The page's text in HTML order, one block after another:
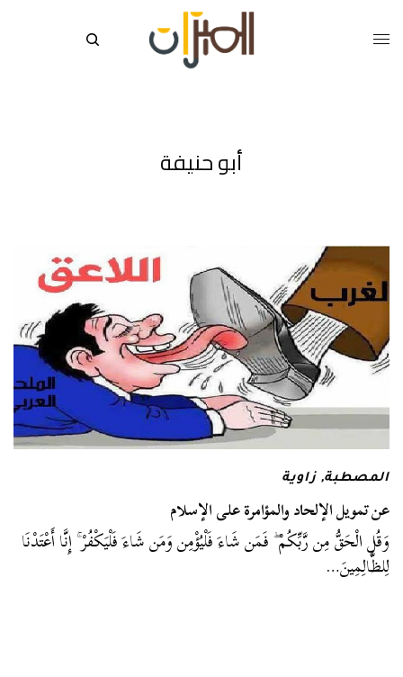
أبو حنيفة
المصطبة, زاوية
عن تمويل الإلحاد والمؤامرة على الإسلام
وَقُلِ الْحَقُّ مِن رَّبِّكُمْ ۖ فَمَن شَاءَ فَلْيُؤْمِن وَمَن شَاءَ فَلْيَكْفُرْ ۚ إِنَّا أَعْتَدْنَا
لِلظَّالِمِينَ…